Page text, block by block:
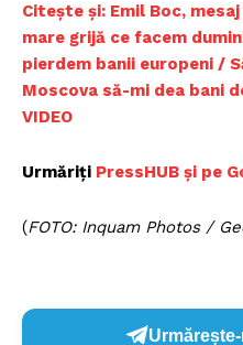
Citește și: Emil Boc,
mare grijă ce facem
pierdem banii europeni /
Moscova să-mi dea bani
VIDEO
Urmăriți PressHUB și pe
(FOTO: Inquam Photos /